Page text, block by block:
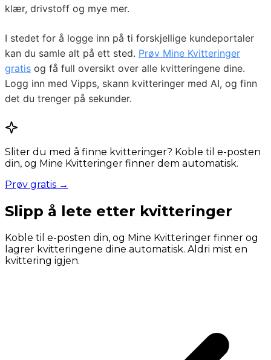
klær, drivstoff og mye mer.
I stedet for å logge inn på ti forskjellige kundeportaler
kan du samle alt på ett sted. Prøv Mine Kvitteringer
gratis og få full oversikt over alle kvitteringene dine.
Logg inn med Vipps, skann kvitteringer med AI, og finn
det du trenger på sekunder.
Sliter du med å finne kvitteringer? Koble til e-posten
din, og Mine Kvitteringer finner dem automatisk.
Prøv gratis →
Slipp å lete etter kvitteringer
Koble til e-posten din, og Mine Kvitteringer finner og
lagrer kvitteringene dine automatisk. Aldri mist en
kvittering igjen.